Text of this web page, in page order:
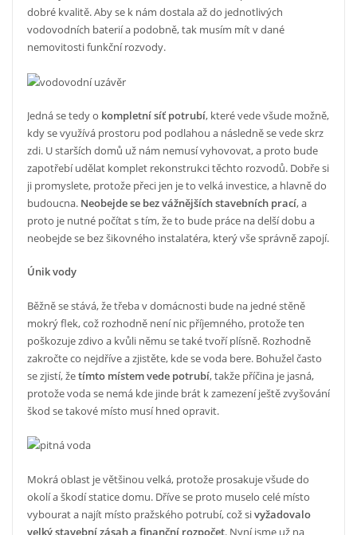
dobré kvalitě. Aby se k nám dostala až do jednotlivých
vodovodních baterií a podobně, tak musím mít v dané
nemovitosti funkční rozvody.
Jedná se tedy o kompletní síť potrubí, které vede všude možně,
kdy se využívá prostoru pod podlahou a následně se vede skrz
zdi. U starších domů už nám nemusí vyhovovat, a proto bude
zapotřebí udělat komplet rekonstrukci těchto rozvodů. Dobře si
ji promyslete, protože přeci jen je to velká investice, a hlavně do
budoucna. Neobejde se bez vážnějších stavebních prací, a
proto je nutné počítat s tím, že to bude práce na delší dobu a
neobejde se bez šikovného instalatéra, který vše správně zapojí.
Únik vody
Běžně se stává, že třeba v domácnosti bude na jedné stěně
mokrý flek, což rozhodně není nic příjemného, protože ten
poškozuje zdivo a kvůli němu se také tvoří plísně. Rozhodně
zakročte co nejdříve a zjistěte, kde se voda bere. Bohužel často
se zjistí, žetímto místem vede potrubí, takže příčina je jasná,
protože voda se nemá kde jinde brát k zamezení ještě zvyšování
škod se takové místo musí hned opravit.
Mokrá oblast je většinou velká, protože prosakuje všude do
okolí a škodí statice domu. Dříve se proto muselo celé místo
vybourat a najít místo pražského potrubí, což sivyžadovalo
velký stavební zásah a finanční rozpočet. Nyní jsme už na